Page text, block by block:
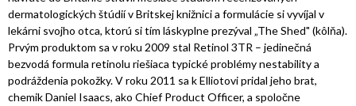
dermatologických štúdií v Britskej knižnici a formulácie si vyvíjal v
lekárni svojho otca, ktorú si tím láskyplne prezýval „The Shed" (kôlňa).
Prvým produktom sa v roku 2009 stal Retinol 3TR – jedinečná
bezvodá formula retinolu riešiaca typické problémy nestability a
podráždenia pokožky. V roku 2011 sa k Elliotovi pridal jeho brat,
chemik Daniel Isaacs, ako Chief Product Officer, a spoločne